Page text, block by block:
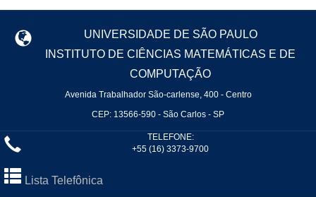
UNIVERSIDADE DE SÃO PAULO
INSTITUTO DE CIÊNCIAS MATEMÁTICAS E DE
COMPUTAÇÃO
Avenida Trabalhador São-carlense, 400 - Centro
CEP: 13566-590 - São Carlos - SP
TELEFONE:
+55 (16) 3373-9700
Lista Telefônica